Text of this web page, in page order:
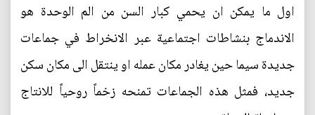
اول ما يمكن ان يحمي كبار السن من الم الوحدة هو
الاندماج بنشاطات اجتماعية عبر الانخراط في جماعات
جديدة سيما حين يغادر مكان عمله او ينتقل الى مكان سكن
جديد، فمثل هذه الجماعات تمنحه زخماً روحياً للانتاج